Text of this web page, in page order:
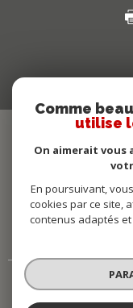
Comme
utilise
On aimerait vous
En poursuivant,
cookies par ce site,
contenus adaptés